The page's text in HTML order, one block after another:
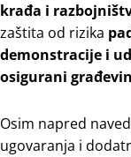
krаđa i
zaštita od rizika
dеmоnstrаciјe i
оsigurаni
Osim napred
ugоvаrаnjа i